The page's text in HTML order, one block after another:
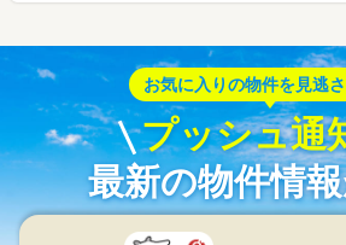
お気に入りの物件を見逃さ
プッシュ通
最新の物件情